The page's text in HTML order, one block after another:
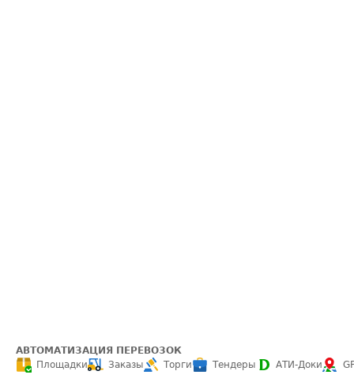
АВТОМАТИЗАЦИЯ ПЕРЕВОЗОК
Площадки
Заказы Торги Тендеры АТИ-Доки